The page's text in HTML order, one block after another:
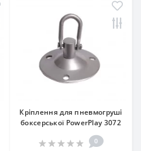
Кріплення для пневмогруші
боксерської PowerPlay 3072
0